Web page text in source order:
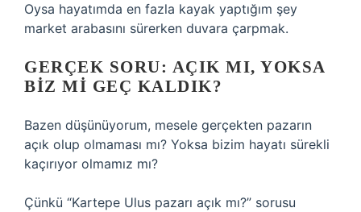
Oysa hayatımda en fazla kayak yaptığım şey
market arabasını sürerken duvara çarpmak.
GERÇEK SORU: AÇIK MI, YOKSA
BIZ MI GEÇ KALDIK?
Bazen düşünüyorum, mesele gerçekten pazarın
açık olup olmaması mı? Yoksa bizim hayatı sürekli
kaçırıyor olmamız mı?
Çünkü “Kartepe Ulus pazarı açık mı?” sorusu